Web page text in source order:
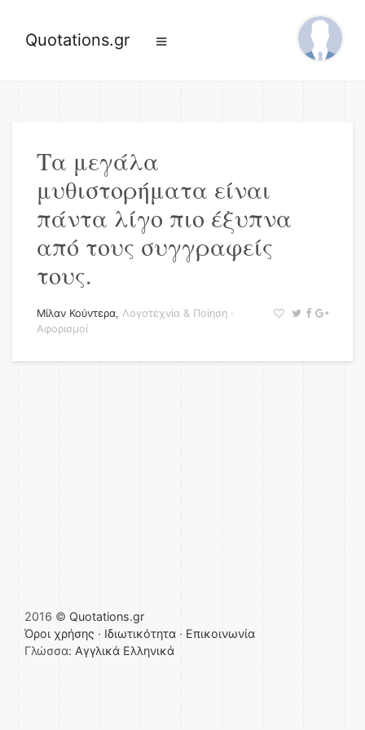
Quotations.gr
Τα μεγάλα
μυθιστορήματα είναι
πάντα λίγο πιο έξυπνα
από τους συγγραφείς
τους.
Μίλαν Κούντερα, Λογοτεχνία & Ποίηση ·
Αφορισμοί
2016 © Quotations.gr
Όροι χρήσης · Ιδιωτικότητα · Επικοινωνία
Γλώσσα: Αγγλικά Ελληνικά